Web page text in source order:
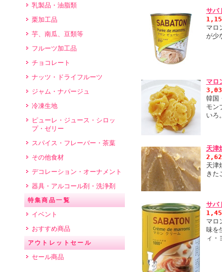
乳製品・油脂類
栗加工品
芋、南瓜、豆類等
フルーツ加工品
チョコレート
ナッツ・ドライフルーツ
ジャム・ナパージュ
冷凍生地
ピューレ・ジュース・シロッ
プ・ゼリー
スパイス・フレーバー・茶葉
その他食材
デコレーション・オーナメント
器具・アルコール剤・洗浄剤
特集商品一覧
イベント
おすすめ商品
アウトレットセール
セール商品
サバ
マロ
が少
マロ
韓国
モン
いろ
天津
天津
きた
サバ
マロ
味を
ィ・